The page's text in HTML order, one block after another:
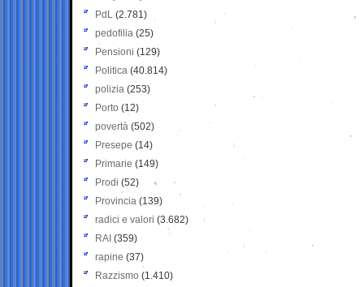
PdL (2.781)
pedofilia (25)
Pensioni (129)
Politica (40.814)
polizia (253)
Porto (12)
povertà (502)
Presepe (14)
Primarie (149)
Prodi (52)
Provincia (139)
radici e valori (3.682)
RAI (359)
rapine (37)
Razzismo (1.410)